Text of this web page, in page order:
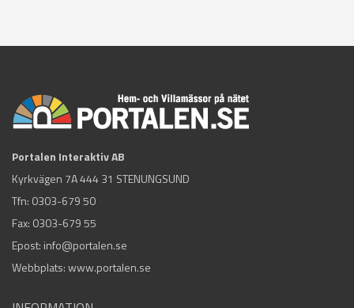
Portalen Interaktiv AB
Kyrkvägen 7A 444 31 STENUNGSUND
Tfn: 0303-679 50
Fax: 0303-679 55
Epost: info@portalen.se
Webbplats: www.portalen.se